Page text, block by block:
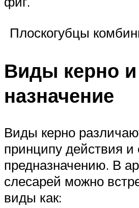
Плоскогубцы
Виды керно
назначение
Виды керно
принципу действия и
предназначению. В
слесарей можно
виды как: